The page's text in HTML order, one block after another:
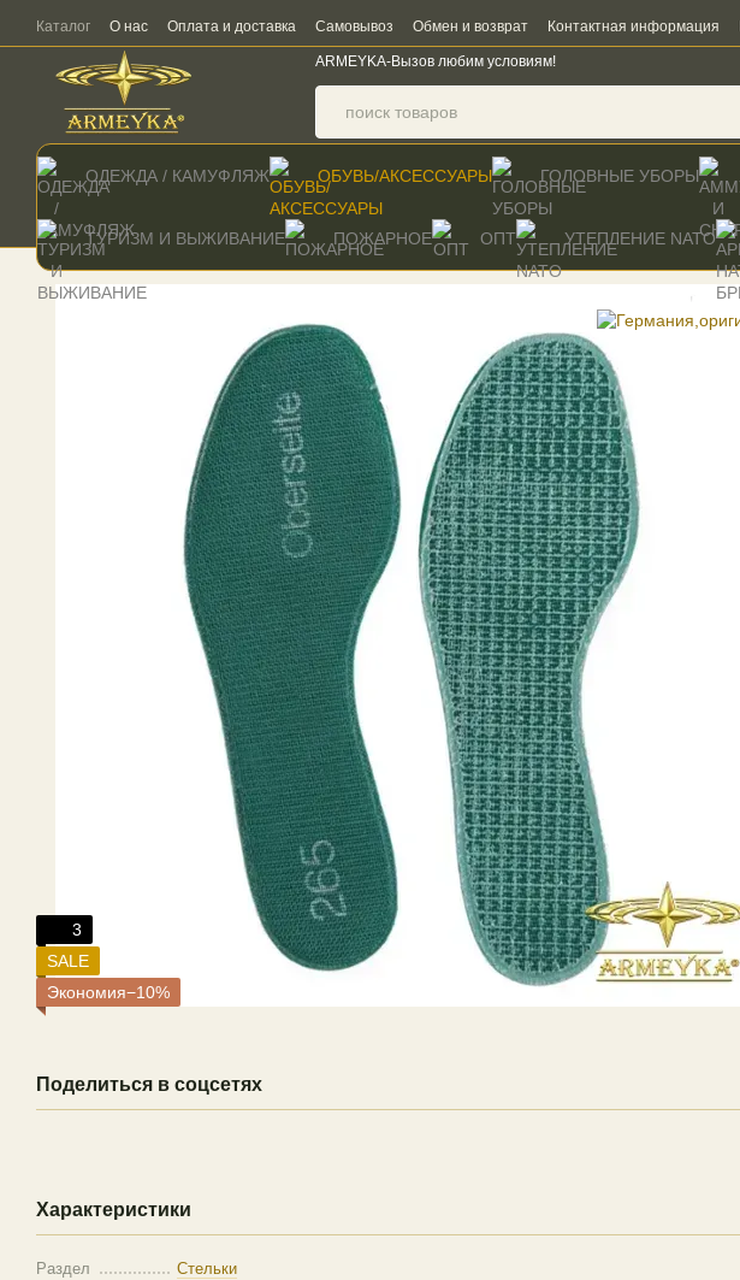
Перейти к основному контенту
Каталог О нас Оплата и доставка Самовывоз Обмен и возврат Контактная информация
ARMEYKA-Вызов любим условиям!
ОДЕЖДА / КАМУФЛЯЖ ОБУВЬ/АКСЕССУАРЫ ГОЛОВНЫЕ УБОРЫ
ТУРИЗМ И ВЫЖИВАНИЕ ПОЖАРНОЕ ОПТ УТЕПЛЕНИЕ NATO
3
SALE
Экономия−10%
Поделиться в соцсетях
Характеристики
Раздел Стельки